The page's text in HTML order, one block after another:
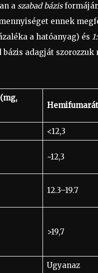
a szabad bázis
ennek
a hatóanyag) és
bázis adagját
<12,3
~12,3
12.3–19.7
>19,7
Ugyanaz